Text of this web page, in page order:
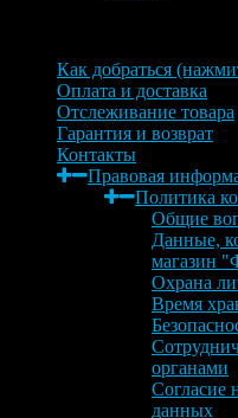
Как добраться
Оплата и доставка
Отслеживание товара
Гарантия и возврат
Контакты
Правовая
Политика
Общие
Данные,
магазин
Охрана
Время
органами
Согласие
данных